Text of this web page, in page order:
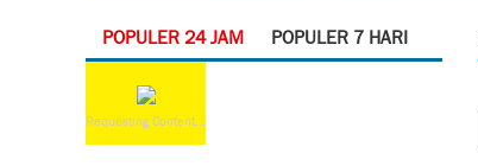
POPULER 24 JAM POPULER 7 HARI
Requesting Content...